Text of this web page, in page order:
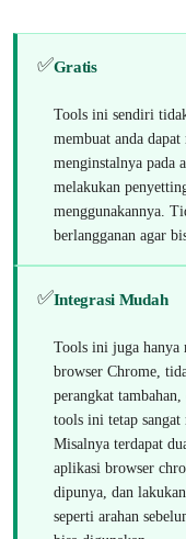
✅Gratis
Tools ini sendiri
membuat anda
menginstalnya pada
melakukan
menggunakannya.
berlangganan agar
✅Integrasi Mudah
Tools ini juga hanya
browser Chrome,
perangkat
tools ini tetap sangat
Misalnya terdapat
aplikasi browser
dipunya, dan
seperti arahan